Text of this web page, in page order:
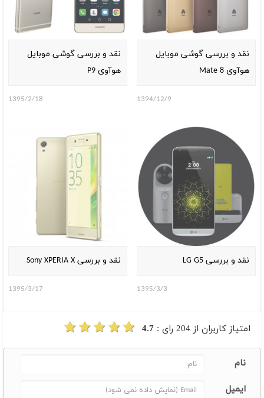
نقد و بررسی گوشی موبایل
هوآوی Mate 8
1394/12/9
نقد و بررسی گوشی موبایل
هوآوی P9
1395/2/18
نقد و بررسی LG G5
1395/3/3
نقد و بررسی Sony XPERIA X
1395/3/17
امتیاز کاربران از 204 رای : 4.7
نام
ایمیل